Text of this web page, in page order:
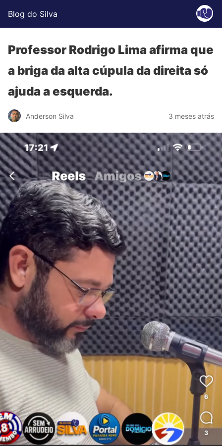
Blog do Silva
Professor Rodrigo Lima afirma que
a briga da alta cúpula da direita só
ajuda a esquerda.
Anderson Silva 3 meses atrás